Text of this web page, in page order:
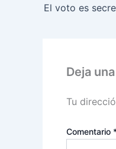
Deja
Tu
Comentario